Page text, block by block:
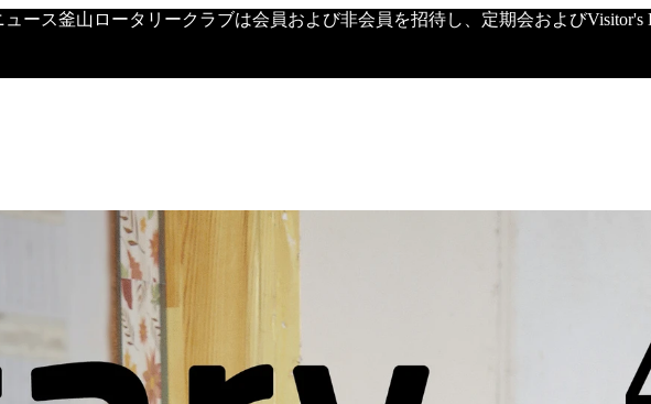
ース釜山ロータリークラブは会員および非会員を招待し、定期会およびVisitor's